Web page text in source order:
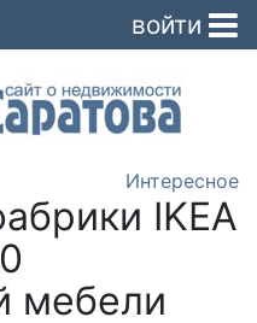
войти
Интересное
IKEA
мебели